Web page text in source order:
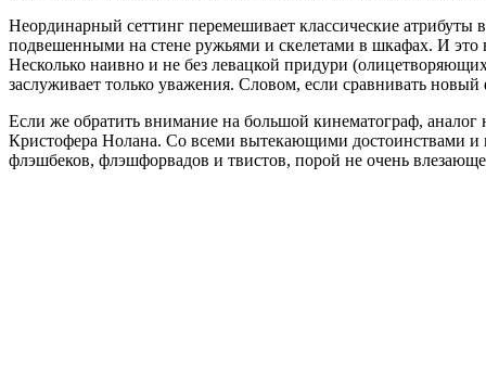
Неординарный сеттинг перемешивает классические атрибуты
подвешенными на стене ружьями и скелетами в шкафах. И это
Несколько наивно и не без левацкой придури
заслуживает только уважения. Словом, если сравнивать
Если же обратить внимание на большой кинематограф,
Кристофера Нолана. Со всеми вытекающими достоинствами и
флэшбеков, флэшфорвадов и твистов, порой не очень